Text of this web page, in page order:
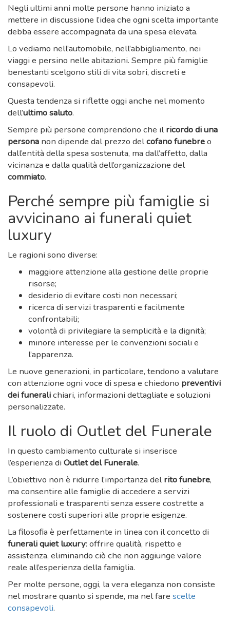
Negli ultimi anni molte persone hanno iniziato a
mettere in discussione l’idea che ogni scelta importante
debba essere accompagnata da una spesa elevata.
Lo vediamo nell’automobile, nell’abbigliamento, nei
viaggi e persino nelle abitazioni. Sempre più famiglie
benestanti scelgono stili di vita sobri, discreti e
consapevoli.
Questa tendenza si riflette oggi anche nel momento
dell’ultimo saluto.
Sempre più persone comprendono che ilricordo di una
persona non dipende dal prezzo delcofano funebreo
dall’entità della spesa sostenuta, ma dall’affetto, dalla
vicinanza e dalla qualità dell’organizzazione del
commiato.
Perché sempre più famiglie si
avvicinano ai funerali quiet
luxury
Le ragioni sono diverse:
maggiore attenzione alla gestione delle proprie
risorse;
desiderio di evitare costi non necessari;
ricerca di servizi trasparenti e facilmente
confrontabili;
volontà di privilegiare la semplicità e la dignità;
minore interesse per le convenzioni sociali e
l’apparenza.
Le nuove generazioni, in particolare, tendono a valutare
con attenzione ogni voce di spesa e chiedono preventivi
dei funeralichiari, informazioni dettagliate e soluzioni
personalizzate.
Il ruolo di Outlet del Funerale
In questo cambiamento culturale si inserisce
l’esperienza di Outlet del Funerale.
L’obiettivo non è ridurre l’importanza delrito funebre,
ma consentire alle famiglie di accedere a servizi
professionali e trasparenti senza essere costrette a
sostenere costi superiori alle proprie esigenze.
La filosofia è perfettamente in linea con il concetto di
funerali quiet luxury: offrire qualità, rispetto e
assistenza, eliminando ciò che non aggiunge valore
reale all’esperienza della famiglia.
Per molte persone, oggi, la vera eleganza non consiste
nel mostrare quanto si spende, ma nel fare scelte
consapevoli.